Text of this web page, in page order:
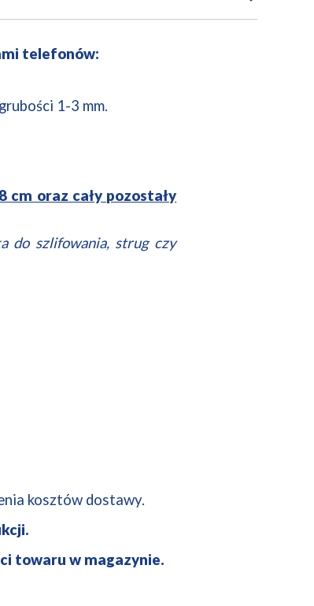
telefonów:
1-3 mm.
cm oraz cały pozostały
do szlifowania, strug czy
kosztów dostawy.
towaru w magazynie.